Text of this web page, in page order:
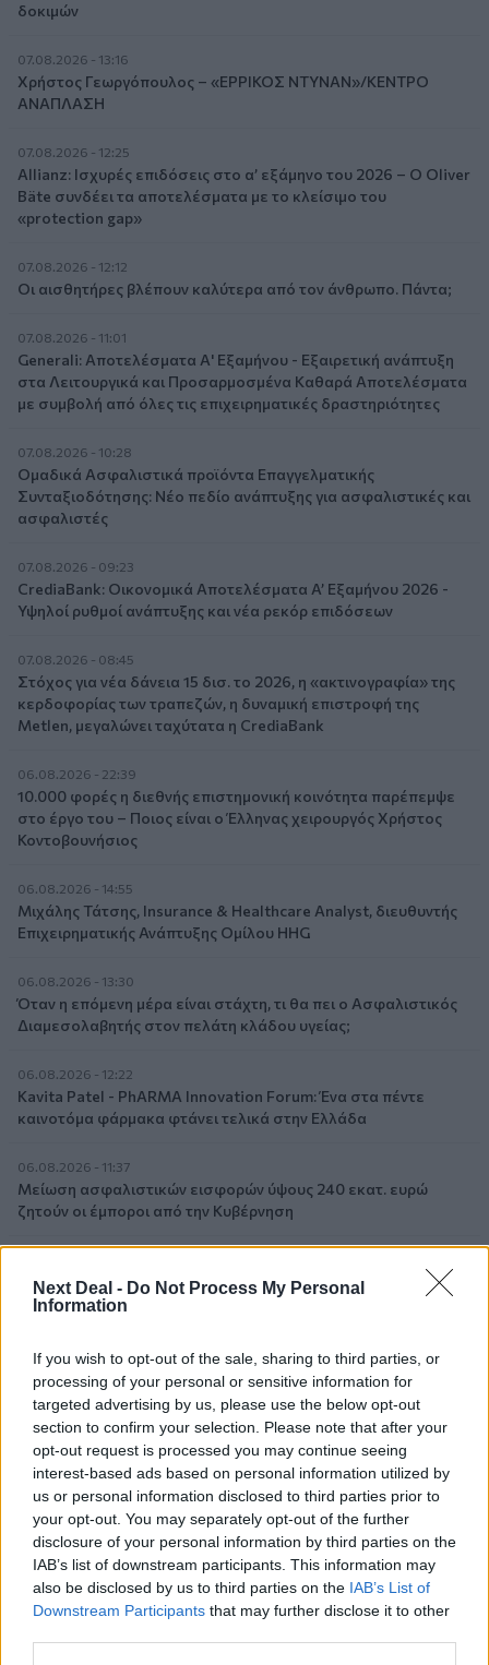
Next Deal - Do Not Process My Personal
Information
If you wish to opt-out of the sale, sharing to third parties, or
processing of your personal or sensitive information for
targeted advertising by us, please use the below opt-out
section to confirm your selection. Please note that after your
opt-out request is processed you may continue seeing
interest-based ads based on personal information utilized by
us or personal information disclosed to third parties prior to
your opt-out. You may separately opt-out of the further
disclosure of your personal information by third parties on the
IAB’s list of downstream participants. This information may
also be disclosed by us to third parties on the IAB’s List of
Downstream Participants that may further disclose it to other
δοκιμών
07.08.2026 - 13:16
Χρήστος Γεωργόπουλος – «ΕΡΡΙΚΟΣ ΝΤΥΝΑΝ»/ΚΕΝΤΡΟ
ΑΝΑΠΛΑΣΗ
07.08.2026 - 12:25
Allianz: Ισχυρές επιδόσεις στο α’ εξάμηνο του 2026 – Ο Oliver
Bäte συνδέει τα αποτελέσματα με το κλείσιμο του
«protection gap»
07.08.2026 - 12:12
Οι αισθητήρες βλέπουν καλύτερα από τον άνθρωπο. Πάντα;
07.08.2026 - 11:01
Generali: Αποτελέσματα Α' Εξαμήνου - Εξαιρετική ανάπτυξη
στα Λειτουργικά και Προσαρμοσμένα Καθαρά Αποτελέσματα
με συμβολή από όλες τις επιχειρηματικές δραστηριότητες
07.08.2026 - 10:28
Ομαδικά Ασφαλιστικά προϊόντα Επαγγελματικής
Συνταξιοδότησης: Νέο πεδίο ανάπτυξης για ασφαλιστικές και
ασφαλιστές
07.08.2026 - 09:23
CrediaBank: Οικονομικά Αποτελέσματα A’ Εξαμήνου 2026 -
Υψηλοί ρυθμοί ανάπτυξης και νέα ρεκόρ επιδόσεων
07.08.2026 - 08:45
Στόχος για νέα δάνεια 15 δισ. το 2026, η «ακτινογραφία» της
κερδοφορίας των τραπεζών, η δυναμική επιστροφή της
Metlen, μεγαλώνει ταχύτατα η CrediaBank
06.08.2026 - 22:39
10.000 φορές η διεθνής επιστημονική κοινότητα παρέπεμψε
στο έργο του – Ποιος είναι ο Έλληνας χειρουργός Χρήστος
Κοντοβουνήσιος
06.08.2026 - 14:55
Μιχάλης Τάτσης, Insurance & Healthcare Analyst, διευθυντής
Επιχειρηματικής Ανάπτυξης Ομίλου HHG
06.08.2026 - 13:30
Όταν η επόμενη μέρα είναι στάχτη, τι θα πει ο Ασφαλιστικός
Διαμεσολαβητής στον πελάτη κλάδου υγείας;
06.08.2026 - 12:22
Kavita Patel - PhARMA Innovation Forum: Ένα στα πέντε
καινοτόμα φάρμακα φτάνει τελικά στην Ελλάδα
06.08.2026 - 11:37
Μείωση ασφαλιστικών εισφορών ύψους 240 εκατ. ευρώ
ζητούν οι έμποροι από την Κυβέρνηση
Ευρώπη: Μπορεί η κλιματική αλλαγή να οδηγήσει σε
ενεργειακή κρίση;
06.08.2026 - 09:15
Στέλιος Λιανός – INTERAMERICAN / Αθηναϊκή Γενική Κλινική
06.08.2026 - 08:40
Η γαλλική «ψήφος» στο «καλώδιο» και τα συμφέροντα, οι
ελληνικές τράπεζες «πρωταθλήτριες» στα δάνεια, νέο deal
Βαρδινογιάννη- Εξάρχου και ο διπλασιασμός των κερδών της
05.08.2026 - 13:37
Randy Schekman, Νομπελίστας Ιατρικής: «Σε πέντε χρόνια
μπορεί να έχουμε θεραπεία που αναστέλλει την εξέλιξη του